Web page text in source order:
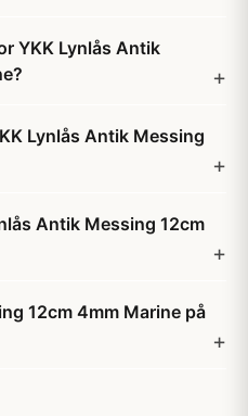
YKK Lynlås Antik
Lynlås Antik Messing
Antik Messing 12cm
12cm 4mm Marine på